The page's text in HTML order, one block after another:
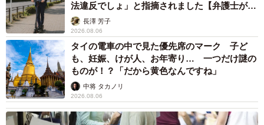
法違反でしょ」と指摘されました【弁護士が解
説】長澤 芳子
2026.08.06
タイの電車の中で見た優先席のマーク 子ど
も、妊娠、けが人、お年寄り… 一つだけ謎の
ものが！？「だから黄色なんですね」
中将 タカノリ
2026.08.06